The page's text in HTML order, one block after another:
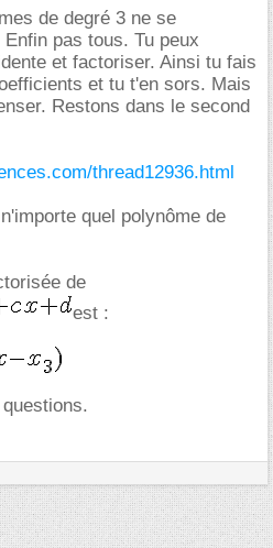
de degré 3 ne se
pas tous. Tu peux
et factoriser. Ainsi tu fais
et tu t'en sors. Mais
Restons dans le second
thread12936.html
quel polynôme de
de
est :